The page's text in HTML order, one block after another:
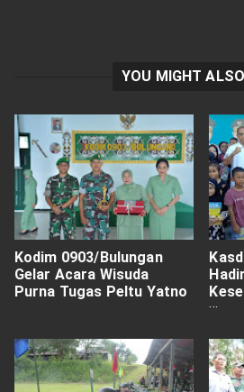
YOU MIGHT
Kodim 0903/Bulungan
Gelar Acara Wisuda
Purna Tugas Peltu Yatno